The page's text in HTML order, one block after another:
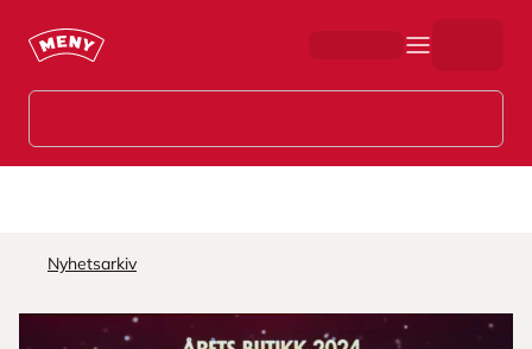
Nyhetsarkiv